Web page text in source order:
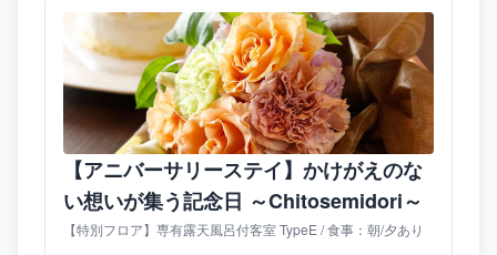
【アニバーサリーステイ】かけがえのな
い想いが集う記念日 ～Chitosemidori～
【特別フロア】専有露天風呂付客室 TypeE / 食事：朝/夕あり